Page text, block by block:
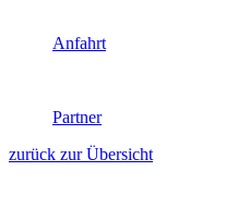
Anfahrt
Partner
zurück zur Übersicht